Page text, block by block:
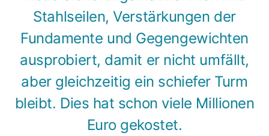
Stahlseilen, Verstärkungen der
Fundamente und Gegengewichten
ausprobiert, damit er nicht umfällt,
aber gleichzeitig ein schiefer Turm
bleibt. Dies hat schon viele Millionen
Euro gekostet.